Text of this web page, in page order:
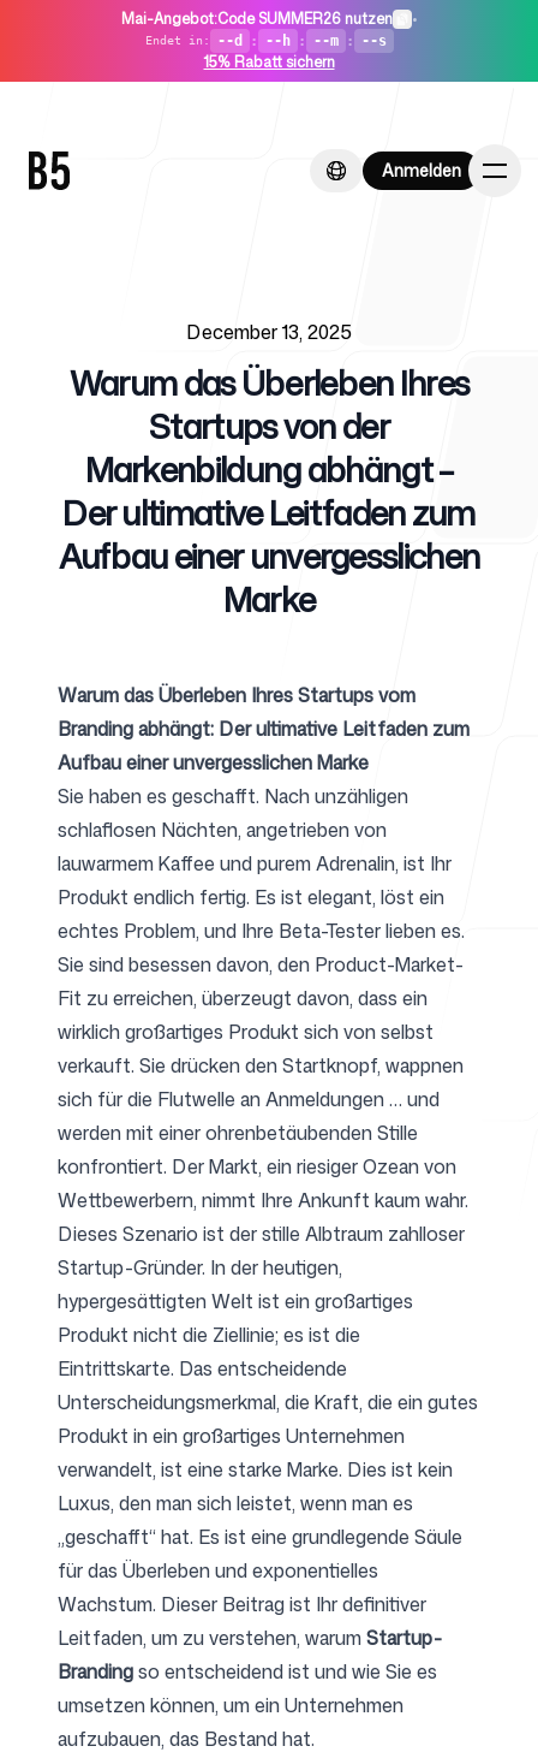
Mai-Angebot:Code SUMMER26 nutzen •
Endet in : --d : --h : --m : --s
15% Rabatt sichern
Anmelden
Anmelden
Startseite
Für Startups
Für Agenturen
Blog
Preise
Support
Kostenlose Tools
FAQ
Kontakt
Anmelden Registrieren
Folgen Sie uns
December 13, 2025
Warum das Überleben Ihres
Startups von der
Markenbildung abhängt –
Der ultimative Leitfaden zum
Aufbau einer unvergesslichen
Marke
Warum das Überleben Ihres Startups vom
Branding abhängt: Der ultimative Leitfaden zum
Aufbau einer unvergesslichen Marke
Sie haben es geschafft. Nach unzähligen
schlaflosen Nächten, angetrieben von
lauwarmem Kaffee und purem Adrenalin, ist Ihr
Produkt endlich fertig. Es ist elegant, löst ein
echtes Problem, und Ihre Beta-Tester lieben es.
Sie sind besessen davon, den Product-Market-
Fit zu erreichen, überzeugt davon, dass ein
wirklich großartiges Produkt sich von selbst
verkauft. Sie drücken den Startknopf, wappnen
sich für die Flutwelle an Anmeldungen … und
werden mit einer ohrenbetäubenden Stille
konfrontiert. Der Markt, ein riesiger Ozean von
Wettbewerbern, nimmt Ihre Ankunft kaum wahr.
Dieses Szenario ist der stille Albtraum zahlloser
Startup-Gründer. In der heutigen,
hypergesättigten Welt ist ein großartiges
Produkt nicht die Ziellinie; es ist die
Eintrittskarte. Das entscheidende
Unterscheidungsmerkmal, die Kraft, die ein gutes
Produkt in ein großartiges Unternehmen
verwandelt, ist eine starke Marke. Dies ist kein
Luxus, den man sich leistet, wenn man es
„geschafft“ hat. Es ist eine grundlegende Säule
für das Überleben und exponentielles
Wachstum. Dieser Beitrag ist Ihr definitiver
Leitfaden, um zu verstehen, warumStartup-
Brandingso entscheidend ist und wie Sie es
umsetzen können, um ein Unternehmen
aufzubauen, das Bestand hat.